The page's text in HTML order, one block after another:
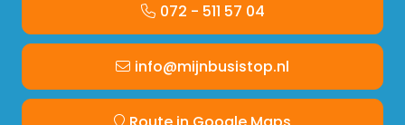
072 - 511 57 04
info@mijnbusistop.nl